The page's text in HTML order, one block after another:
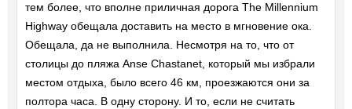
тем более, что вполне приличная дорога The Millennium
Highway обещала доставить на место в мгновение ока.
Обещала, да не выполнила. Несмотря на то, что от
столицы до пляжа Anse Chastanet, который мы избрали
местом отдыха, было всего 46 км, проезжаются они за
полтора часа. В одну сторону. И то, если не считать